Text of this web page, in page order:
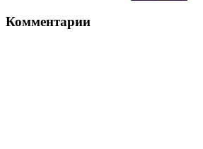
Комментарии